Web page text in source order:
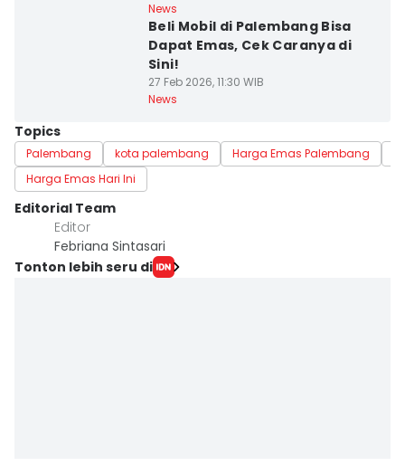
News
Beli Mobil di Palembang Bisa
Dapat Emas, Cek Caranya di
Sini!
27 Feb 2026, 11:30 WIB
News
Topics
Palembang kota palembang Harga Emas Palembang
Harga Emas Hari Ini
Editorial Team
Editor
Febriana Sintasari
Tonton lebih seru di